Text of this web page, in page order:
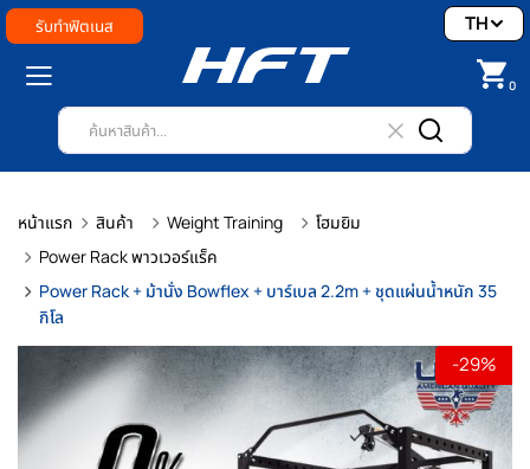
รับทำฟิตเนส
0
TH
หน้าแรก สินค้า Weight Training
โฮมยิม
Power Rack พาวเวอร์แร็ค
Power Rack + ม้านั่ง Bowflex + บาร์เบล 2.2m + ชุดแผ่นน้ำหนัก 35
กิโล
-29%